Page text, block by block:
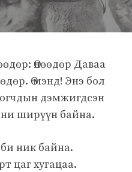
Өнөөдөр Даваа
Ө мэнд! Энэ бол
дэмжигдсэн
ширүүн байна.
ник байна.
цаг хугацаа.